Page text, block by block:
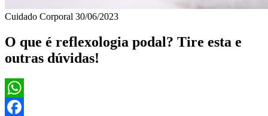
Cuidado Corporal 30/06/2023
O que é reflexologia podal? Tire esta e
outras dúvidas!
WhatsApp